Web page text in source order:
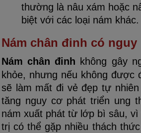
thường là nâu xám hoặc
biệt với các loại nám khác.
Nám chân đinh có
Nám chân đinh không gây
khỏe, nhưng nếu không được
sẽ làm mất đi vẻ đẹp tự
tăng nguy cơ phát triển ung
nám xuất phát từ lớp bì sâu,
trị có thể gặp nhiều thách